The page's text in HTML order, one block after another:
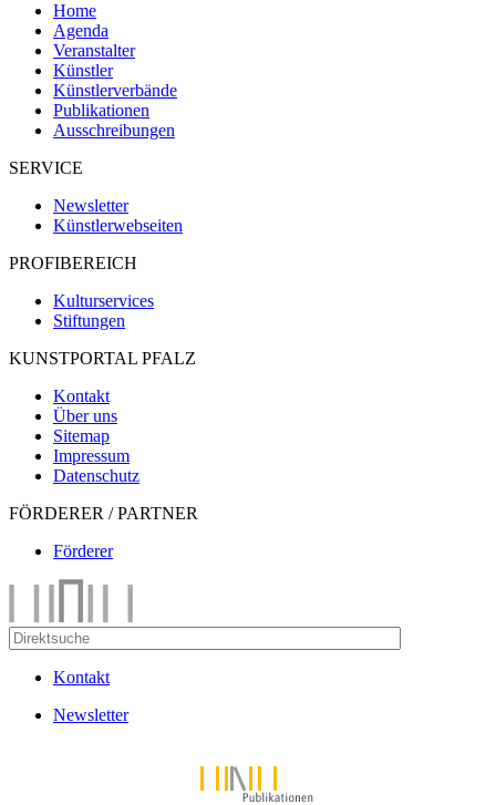
Home
Agenda
Veranstalter
Künstler
Künstlerverbände
Publikationen
Ausschreibungen
SERVICE
Newsletter
Künstlerwebseiten
PROFIBEREICH
Kulturservices
Stiftungen
KUNSTPORTAL PFALZ
Kontakt
Über uns
Sitemap
Impressum
Datenschutz
FÖRDERER / PARTNER
Förderer
Kontakt
Newsletter